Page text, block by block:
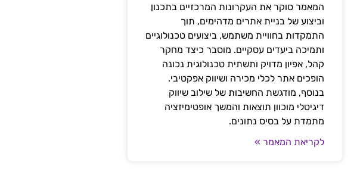
המאמר סוקר את העקרונות המרכזיים בתכנון
וביצוע של בניית אתרים מדהימים, תוך
התמקדות בחוויית משתמש, ביצועים טכנולוגיים
ותמיכה ביעדים עסקיים. מוסבר כיצד מחקר
קהל, אפיון מדויק ותשתית טכנולוגית נכונה
הופכים אתר לכלי מכירה ושיווק אפקטיבי.
בנוסף, מודגשת החשיבות של שילוב שיווק
דיגיטלי מוכוון תוצאות והמשך אופטימיזציה
מתמדת על בסיס נתונים.
לקריאת המאמר »